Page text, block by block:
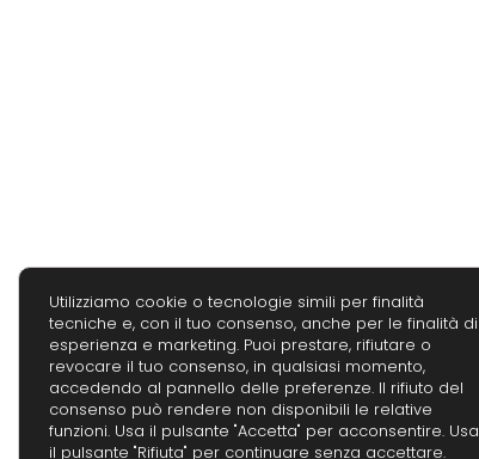
Utilizziamo cookie o tecnologie simili per finalità
tecniche e, con il tuo consenso, anche per le finalità di
esperienza e marketing. Puoi prestare, rifiutare o
revocare il tuo consenso, in qualsiasi momento,
accedendo al pannello delle preferenze. Il rifiuto del
consenso può rendere non disponibili le relative
funzioni. Usa il pulsante "Accetta" per acconsentire. Usa
il pulsante "Rifiuta" per continuare senza accettare.